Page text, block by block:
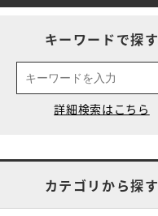
キーワードで探す
カテゴリから探す